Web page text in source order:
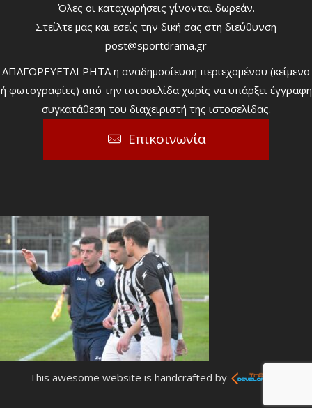
Όλες οι καταχωρήσεις γίνονται δωρεάν.
Στείλτε μας και εσείς την δική σας στη διεύθυνση
post@sportdrama.gr
ΑΠΑΓΟΡΕΥΕΤΑΙ ΡΗΤΑ η αναδημοσίευση περιεχομένου (κείμενο
ή φωτογραφίες) από την ιστοσελίδα χωρίς να υπάρξει έγγραφη
συγκατάθεση του διαχειριστή της ιστοσελίδας.
Επικοινωνία
This awesome website is handcrafted by